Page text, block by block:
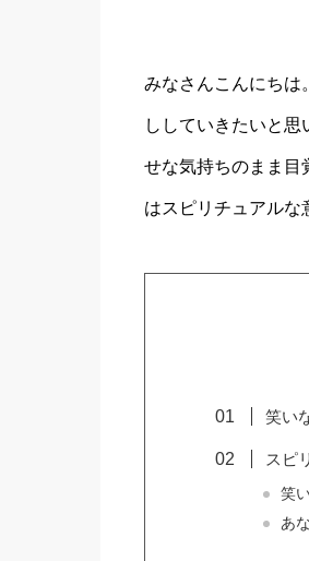
みなさんこんにちは
ししていきたいと
せな気持ちのまま
はスピリチュアルな
笑い
スピ
笑
あ